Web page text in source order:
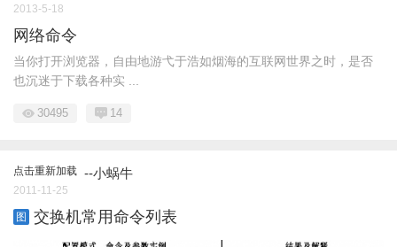
2013-5-18
网络命令
当你打开浏览器，自由地游弋于浩如烟海的互联网世界之时，是否
也沉迷于下载各种实 ...
30495 14
点击重新加载 --小蜗牛
2011-11-25
图 交换机常用命令列表